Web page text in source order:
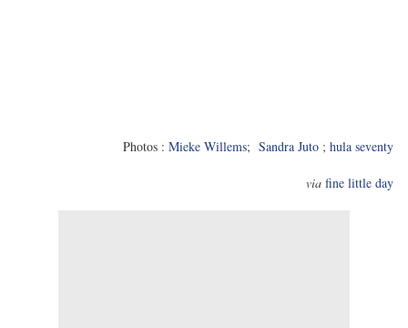
Photos : Mieke Willems; Sandra Juto ; hula seventy
via fine little day